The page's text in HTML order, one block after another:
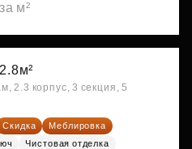
м²
2.3 корпус, 3 секция, 5
Скидка
Меблировка
Чистовая отделка